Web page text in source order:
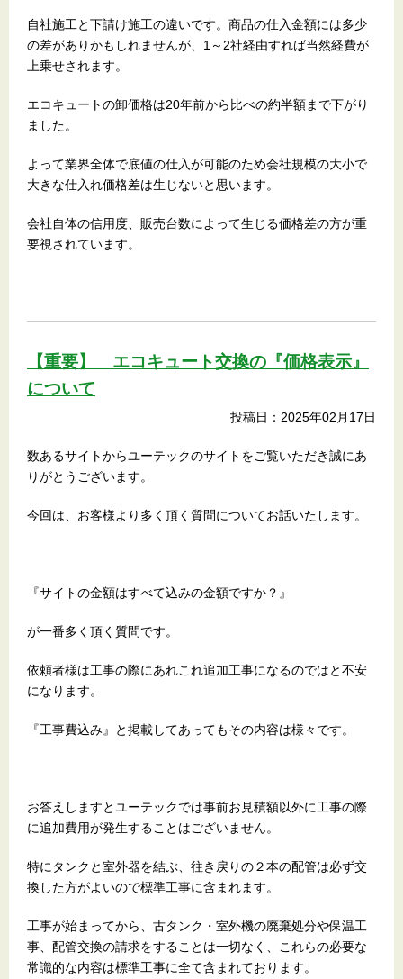
自社施工と下請け施工の違いです。商品の仕入金額には多少
の差がありかもしれませんが、1～2社経由すれば当然経費が
上乗せされます。
エコキュートの卸価格は20年前から比べの約半額まで下がり
ました。
よって業界全体で底値の仕入が可能のため会社規模の大小で
大きな仕入れ価格差は生じないと思います。
会社自体の信用度、販売台数によって生じる価格差の方が重
要視されています。
【重要】 エコキュート交換の『価格表示』
について
投稿日：2025年02月17日
数あるサイトからユーテックのサイトをご覧いただき誠にあ
りがとうございます。
今回は、お客様より多く頂く質問についてお話いたします。
『サイトの金額はすべて込みの金額ですか？』
が一番多く頂く質問です。
依頼者様は工事の際にあれこれ追加工事になるのではと不安
になります。
『工事費込み』と掲載してあってもその内容は様々です。
お答えしますとユーテックでは事前お見積額以外に工事の際
に追加費用が発生することはございません。
特にタンクと室外器を結ぶ、往き戻りの２本の配管は必ず交
換した方がよいので標準工事に含まれます。
工事が始まってから、古タンク・室外機の廃棄処分や保温工
事、配管交換の請求をすることは一切なく、これらの必要な
常識的な内容は標準工事に全て含まれております。